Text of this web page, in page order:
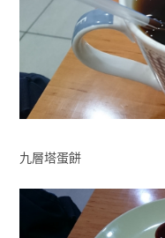
九層塔蛋餅